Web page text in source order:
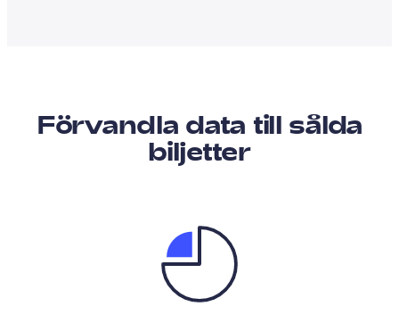
Förvandla data till sålda
biljetter